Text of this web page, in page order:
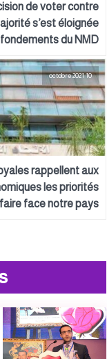
de voter contre
s’est éloignée
fondements du NMD
10 octobre 2021
rappellent aux
les priorités
face notre pays